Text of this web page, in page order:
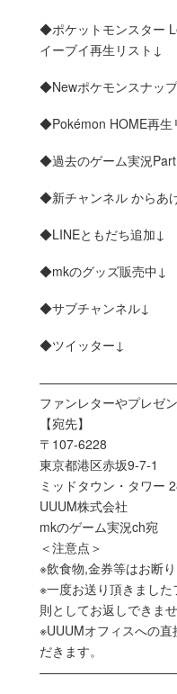
◆ポケットモンスター
イーブイ再生リスト↓
◆Newポケモンスナッ
◆Pokémon HOME再生
◆過去のゲーム実況
◆新チャンネル からあ
◆LINEともだち追加↓
◆mkのグッズ販売中↓
◆サブチャンネル↓
◆ツイッター↓
ファンレターやプレゼ
【宛先】
〒107-6228
東京都港区赤坂9-7-1
ミッドタウン・タワー
UUUM株式会社
mkのゲーム実況ch宛
＜注意点＞
※飲食物,金券等はお断
※一度お送り頂きまし
則としてお返しできませ
※UUUMオフィスへの
だきます。